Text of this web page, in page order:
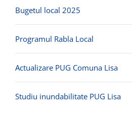
Bugetul local 2025
Programul Rabla Local
Actualizare PUG Comuna Lisa
Studiu inundabilitate PUG Lisa